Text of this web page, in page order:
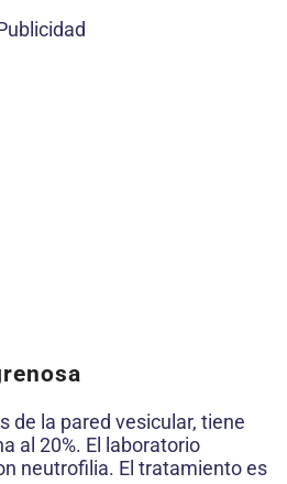
de la pared vesicular, tiene
al 20%. El laboratorio
neutrofilia. El tratamiento es